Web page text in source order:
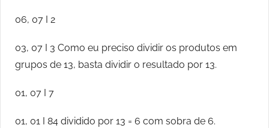
06, 07 I 2
03, 07 I 3 Como eu preciso dividir os produtos em
grupos de 13, basta dividir o resultado por 13.
01, 07 I 7
01, 01 I 84 dividido por 13 = 6 com sobra de 6.